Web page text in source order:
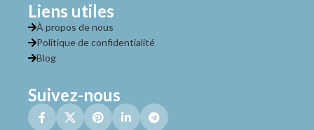
Liens utiles
À propos de nous
Politique de confidentialité
Blog
Suivez-nous